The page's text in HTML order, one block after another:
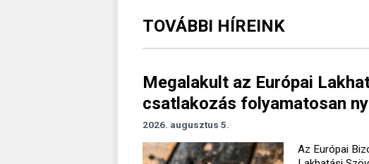
TOVÁBBI HÍREINK
Megalakult az Európai
csatlakozás folyamatosan
2026. augusztus 5.
Az Európai